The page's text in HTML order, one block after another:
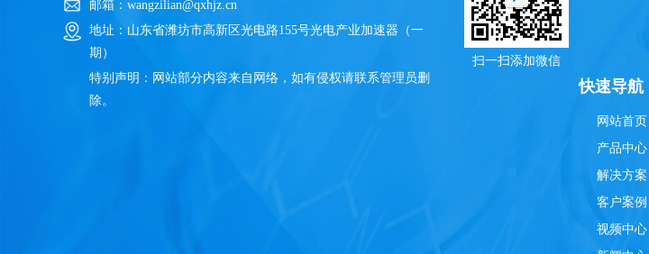
邮箱：wangzilian@qxhjz.cn
地址：山东省潍坊市高新区光电路155号光电产业加速器（一
期）
特别声明：网站部分内容来自网络，如有侵权请联系管理员删
除。
扫一扫添加微信
快速导航
网站首页
产品中心
解决方案
客户案例
视频中心